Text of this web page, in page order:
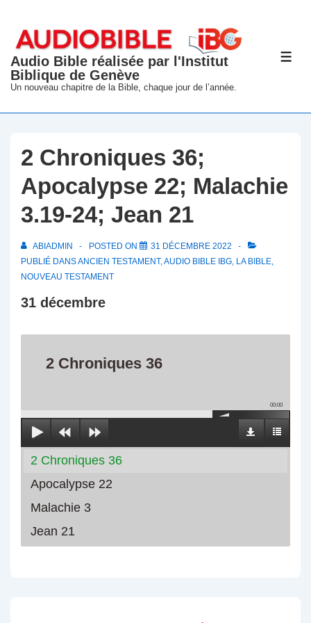
passer
contenu
principal
Audio Bible réalisée par l'Institut
Biblique de Genève
Un nouveau chapitre de la Bible, chaque jour de l’année.
2 Chroniques 36;
Apocalypse 22; Malachie
3.19-24; Jean 21
ABIADMIN POSTED ON
31 DÉCEMBRE 2022
PUBLIÉ DANSANCIEN TESTAMENT,AUDIO BIBLE IBG, LA BIBLE,
NOUVEAU TESTAMENT
31 décembre
2 Chroniques 36
00:00
2 Chroniques 36
Apocalypse 22
Malachie 3
Jean 21